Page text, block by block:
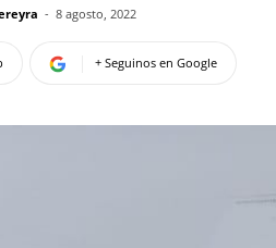
- 8 agosto, 2022
+ Seguinos en Google